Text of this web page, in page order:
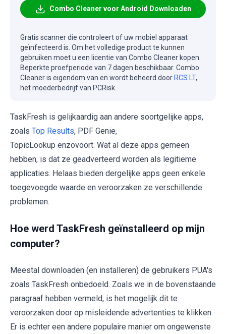
Combo Cleaner voor Android Downloaden
Gratis scanner die controleert of uw mobiel apparaat
geïnfecteerd is. Om het volledige product te kunnen
gebruiken moet u een licentie van Combo Cleaner kopen.
Beperkte proefperiode van 7 dagen beschikbaar. Combo
Cleaner is eigendom van en wordt beheerd door RCS LT,
het moederbedrijf van PCRisk.
TaskFresh is gelijkaardig aan andere soortgelijke apps,
zoals Top Results, PDF Genie,
TopicLookup enzovoort. Wat al deze apps gemeen
hebben, is dat ze geadverteerd worden als legitieme
applicaties. Helaas bieden dergelijke apps geen enkele
toegevoegde waarde en veroorzaken ze verschillende
problemen.
Hoe werd TaskFresh geïnstalleerd op mijn
computer?
Meestal downloaden (en installeren) de gebruikers PUA's
zoals TaskFresh onbedoeld. Zoals we in de bovenstaande
paragraaf hebben vermeld, is het mogelijk dit te
veroorzaken door op misleidende advertenties te klikken.
Er is echter een andere populaire manier om ongewenste